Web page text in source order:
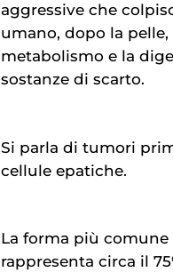
aggressive che
umano, dopo la
metabolismo e la
sostanze di scarto.
Si parla di tumori
cellule epatiche.
La forma più
rappresenta circa il